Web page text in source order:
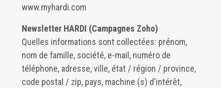
www.myhardi.com
Newsletter HARDI (Campagnes Zoho)
Quelles informations sont collectées: prénom,
nom de famille, société, e-mail, numéro de
téléphone, adresse, ville, état / région / province,
code postal / zip, pays, machine (s) d'intérêt,